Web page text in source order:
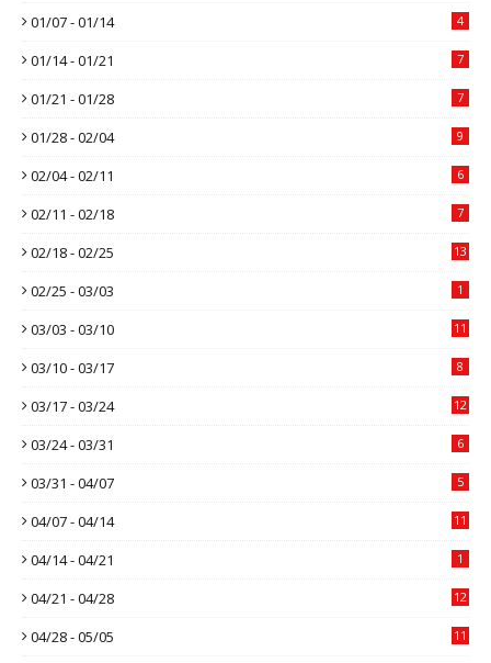
01/07 - 01/14 4
01/14 - 01/21 7
01/21 - 01/28 7
01/28 - 02/04 9
02/04 - 02/11 6
02/11 - 02/18 7
02/18 - 02/25 13
02/25 - 03/03 1
03/03 - 03/10 11
03/10 - 03/17 8
03/17 - 03/24 12
03/24 - 03/31 6
03/31 - 04/07 5
04/07 - 04/14 11
04/14 - 04/21 1
04/21 - 04/28 12
04/28 - 05/05 11